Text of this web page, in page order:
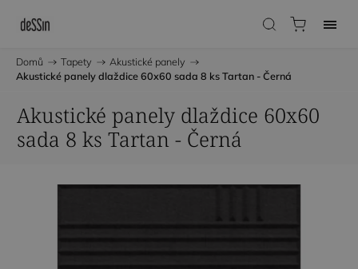
Domů / Tapety / Akustické panely /
Akustické panely dlaždice 60x60 sada 8 ks Tartan - Černá
Akustické panely dlaždice 60x60
sada 8 ks Tartan - Černá